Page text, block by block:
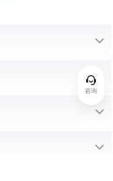
咨询